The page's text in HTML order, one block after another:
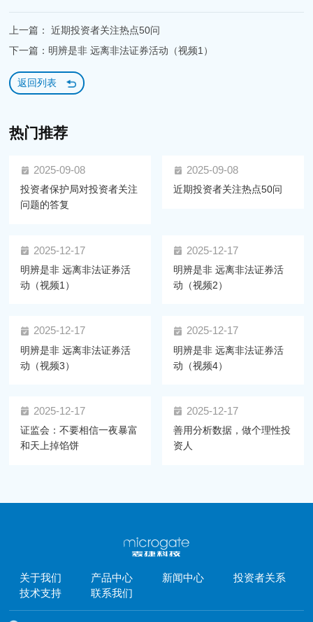
上一篇： 近期投资者关注热点50问
下一篇：明辨是非 远离非法证券活动（视频1）
返回列表
热门推荐
2025-09-08
投资者保护局对投资者关注
问题的答复
2025-09-08
近期投资者关注热点50问
2025-12-17
明辨是非 远离非法证券活
动（视频1）
2025-12-17
明辨是非 远离非法证券活
动（视频2）
2025-12-17
明辨是非 远离非法证券活
动（视频3）
2025-12-17
明辨是非 远离非法证券活
动（视频4）
2025-12-17
证监会：不要相信一夜暴富
和天上掉馅饼
2025-12-17
善用分析数据，做个理性投
资人
关于我们 产品中心 新闻中心
投资者关系
技术支持
联系我们